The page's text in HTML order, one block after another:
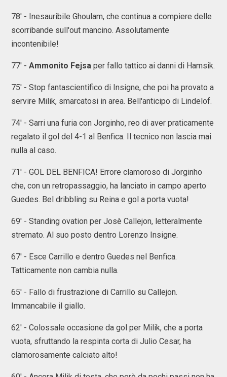
78' - Inesauribile Ghoulam, che continua a compiere delle
scorribande sull'out mancino. Assolutamente
incontenibile!
77' - Ammonito Fejsa per fallo tattico ai danni di Hamsik.
75' - Stop fantascientifico di Insigne, che poi ha provato a
servire Milik, smarcatosi in area. Bell'anticipo di Lindelof.
74' - Sarri una furia con Jorginho, reo di aver praticamente
regalato il gol del 4-1 al Benfica. Il tecnico non lascia mai
nulla al caso.
71' - GOL DEL BENFICA! Errore clamoroso di Jorginho
che, con un retropassaggio, ha lanciato in campo aperto
Guedes. Bel dribbling su Reina e gol a porta vuota!
69' - Standing ovation per Josè Callejon, letteralmente
stremato. Al suo posto dentro Lorenzo Insigne.
67' - Esce Carrillo e dentro Guedes nel Benfica.
Tatticamente non cambia nulla.
65' - Fallo di frustrazione di Carrillo su Callejon.
Immancabile il giallo.
62' - Colossale occasione da gol per Milik, che a porta
vuota, sfruttando la respinta corta di Julio Cesar, ha
clamorosamente calciato alto!